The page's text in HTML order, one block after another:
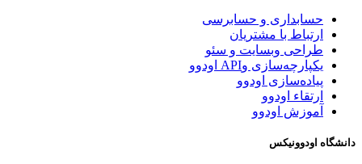
حسابداری و حسابرسی
ارتباط با مشتریان
طراحی وبسایت و سئو
یکپارچه‌سازی وAPI اودوو
پیاده‌سازی اودوو
ارتقاء اودوو
آموزش اودوو
دانشگاه اودوونیکس